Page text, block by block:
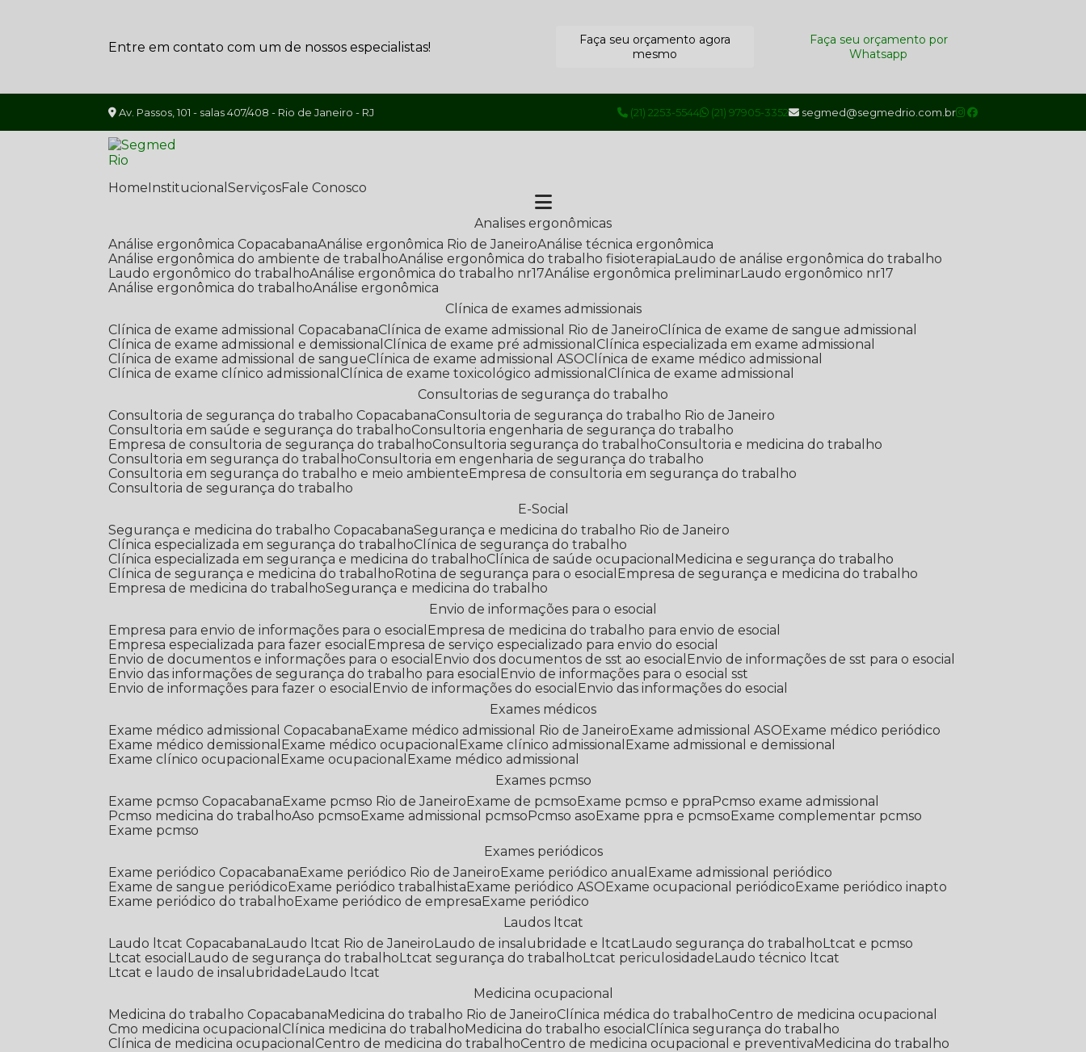
Entre em contato com um de nossos especialistas!
Faça seu orçamento agora
mesmo
Faça seu orçamento por
Whatsapp
Av. Passos, 101 - salas 407/408 - Rio de Janeiro - RJ (21) 2253-5544 (21) 97905-3352 segmed@segmedrio.com.br
Home Institucional Serviços Fale Conosco
Analises ergonômicas
Análise ergonômica Copacabana Análise ergonômica Rio de Janeiro Análise técnica ergonômica
Análise ergonômica do ambiente de trabalho Análise ergonômica do trabalho fisioterapia Laudo de análise ergonômica do trabalho
Laudo ergonômico do trabalho Análise ergonômica do trabalho nr17 Análise ergonômica preliminar Laudo ergonômico nr17
Análise ergonômica do trabalho Análise ergonômica
Clínica de exames admissionais
Clínica de exame admissional Copacabana
Clínica de exame admissional Rio de Janeiro
Clínica de exame de sangue admissional
Clínica de exame admissional e demissional
Clínica de exame pré admissional
Clínica especializada em exame admissional
Clínica de exame admissional de sangue
Clínica de exame admissional ASO
Clínica de exame médico admissional
Clínica de exame clínico admissional
Clínica de exame toxicológico admissional
Clínica de exame admissional
Consultorias de segurança do trabalho
Consultoria de segurança do trabalho Copacabana
Consultoria de segurança do trabalho Rio de Janeiro
Consultoria em saúde e segurança do trabalho
Consultoria engenharia de segurança do trabalho
Empresa de consultoria de segurança do trabalho
Consultoria segurança do trabalho
Consultoria e medicina do trabalho
Consultoria em segurança do trabalho
Consultoria em engenharia de segurança do trabalho
Consultoria em segurança do trabalho e meio ambiente
Empresa de consultoria em segurança do trabalho
Consultoria de segurança do trabalho
E-Social
Segurança e medicina do trabalho Copacabana Segurança e medicina do trabalho Rio de Janeiro
Clínica especializada em segurança do trabalho
Clínica de segurança do trabalho
Clínica especializada em segurança e medicina do trabalho
Clínica de saúde ocupacional
Medicina e segurança do trabalho
Clínica de segurança e medicina do trabalho
Rotina de segurança para o esocial
Empresa de segurança e medicina do trabalho
Empresa de medicina do trabalho Segurança e medicina do trabalho
Envio de informações para o esocial
Empresa para envio de informações para o esocial
Empresa de medicina do trabalho para envio de esocial
Empresa especializada para fazer esocial
Empresa de serviço especializado para envio do esocial
Envio de documentos e informações para o esocial
Envio dos documentos de sst ao esocial
Envio de informações de sst para o esocial
Envio das informações de segurança do trabalho para esocial
Envio de informações para o esocial sst
Envio de informações para fazer o esocial
Envio de informações do esocial
Envio das informações do esocial
Exames médicos
Exame médico admissional Copacabana
Exame médico admissional Rio de Janeiro Exame admissional ASO
Exame médico periódico
Exame médico demissional
Exame médico ocupacional Exame clínico admissional
Exame admissional e demissional
Exame clínico ocupacional
Exame ocupacional
Exame médico admissional
Exames pcmso
Exame pcmso Copacabana
Exame pcmso Rio de Janeiro Exame de pcmso Exame pcmso e ppra
Pcmso exame admissional
Pcmso medicina do trabalho Aso pcmso Exame admissional pcmso Pcmso aso Exame ppra e pcmso
Exame complementar pcmso
Exame pcmso
Exames periódicos
Exame periódico Copacabana
Exame periódico Rio de Janeiro Exame periódico anual
Exame admissional periódico
Exame de sangue periódico
Exame periódico trabalhista Exame periódico ASO Exame ocupacional periódico
Exame periódico inapto
Exame periódico do trabalho
Exame periódico de empresa
Exame periódico
Laudos ltcat
Laudo ltcat Copacabana Laudo ltcat Rio de Janeiro Laudo de insalubridade e ltcat Laudo segurança do trabalho Ltcat e pcmso
Ltcat esocial
Laudo de segurança do trabalho Ltcat segurança do trabalho Ltcat periculosidade Laudo técnico ltcat
Ltcat e laudo de insalubridade Laudo ltcat
Medicina ocupacional
Medicina do trabalho Copacabana
Medicina do trabalho Rio de Janeiro Clínica médica do trabalho
Centro de medicina ocupacional
Cmo medicina ocupacional
Clínica medicina do trabalho Medicina do trabalho esocial
Clínica segurança do trabalho
Clínica de medicina ocupacional
Centro de medicina do trabalho Centro de medicina ocupacional e preventiva
Medicina do trabalho